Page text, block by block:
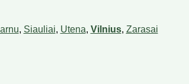
, Siauliai, Utena, Vilnius, Zarasai